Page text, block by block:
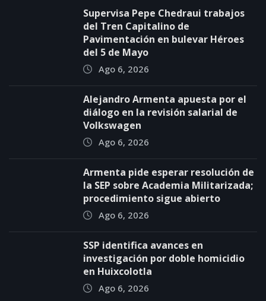
Supervisa Pepe Chedraui trabajos
del Tren Capitalino de
Pavimentación en bulevar Héroes
del 5 de Mayo
Ago 6, 2026
Alejandro Armenta apuesta por el
diálogo en la revisión salarial de
Volkswagen
Ago 6, 2026
Armenta pide esperar resolución de
la SEP sobre Academia Militarizada;
procedimiento sigue abierto
Ago 6, 2026
SSP identifica avances en
investigación por doble homicidio
en Huixcolotla
Ago 6, 2026